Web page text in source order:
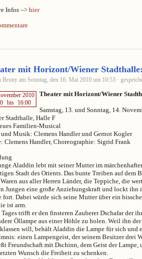
Infos –>hier
mit Horizont/Wiener
Bruny am Sonntag, den 16. Mai 2010 um 10:53 ·
2010
bis 16:00
Theater mit Horizont/Wiener
Samstag, 13. und Sonntag, 14.
Stadthalle, Halle F
Familien-Musical
Musik: Clemens Handler und Gernot Kogler
Clemens Handler, Choreographie: Sigrid Frank
Aladdin lebt mit seiner Mutter im
Stadt des Orients. Das bunte Treiben auf dem
aus aller Herren Länder, die Teppiche, die
Jungen eine große Anziehungskraft und lockt ihn
fort. Dabei würde sich seine Mutter über ein
ist arm.
Tages trifft er den finsteren Zauberer Dschafar der
Öllampe aus einer Höhle zu holen. Weil ihn
will, behält Aladdin die Lampe für sich und
einen Lampengeist, der seinem Besitzer drei
Freundschaft mit Dschinn, dem Geist der
Wunsch die Freiheit zu schenken.